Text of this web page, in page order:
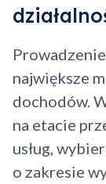
największe
dochodów.
na etacie
usług,
o zakresie